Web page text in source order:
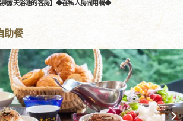
泉露天浴池的客房】◆在私人房間用餐◆
助餐